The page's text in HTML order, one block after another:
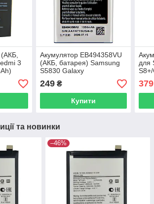
(АКБ,
3
Акумулятор EB494358VU
(АКБ, батарея) Samsung
S5830 Galaxy
Ace/Samsung S5839 (Li-
ion 3.7V 1350mAh)
249₴
Купити
для
379
та новинки
–46%